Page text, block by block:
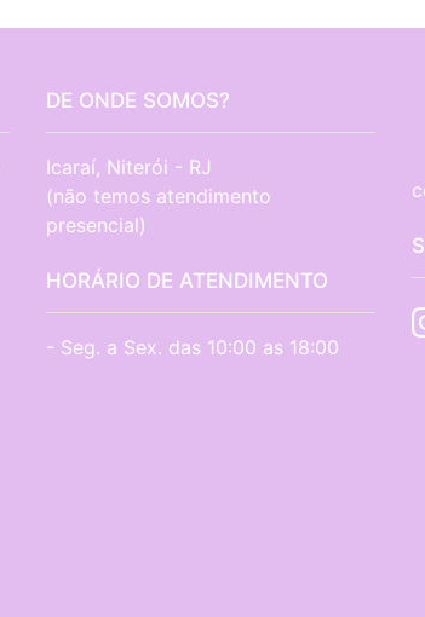
DE ONDE SOMOS?
Icaraí, Niterói - RJ
(não temos atendimento
presencial)
HORÁRIO DE ATENDIMENTO
- Seg. a Sex. das 10:00 as 18:00